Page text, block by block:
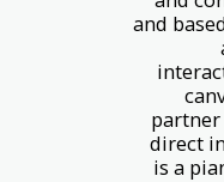
and
partner
direct
is a